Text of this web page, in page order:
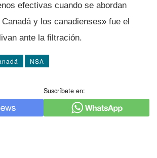
efectivas cuando se abordan
y los canadienses» fue el
ante la filtración.
NSA
Suscríbete en: